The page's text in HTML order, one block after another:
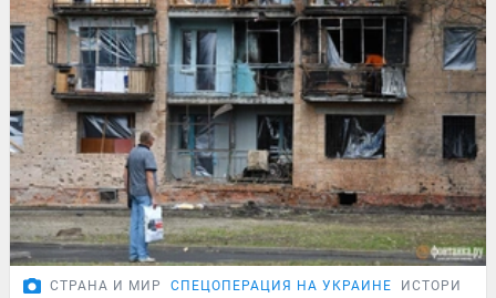
СТРАНА И МИР СПЕЦОПЕРАЦИЯ НА УКРАИНЕ ИСТОРИИ